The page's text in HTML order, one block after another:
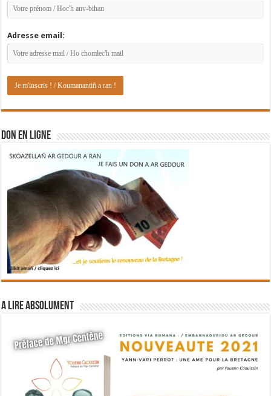
Adresse email:
DON EN LIGNE
A lire absolument